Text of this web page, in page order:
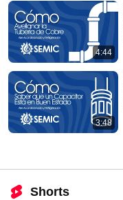
4:44
3:48
Shorts